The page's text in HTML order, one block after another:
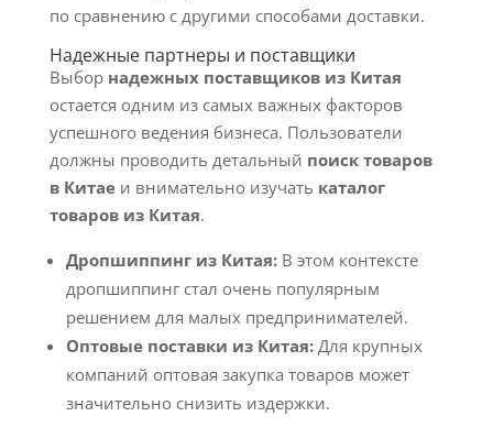
по сравнению с другими способами доставки.
Надежные партнеры и поставщики
Выбор надежных поставщиков из Китая
остается одним из самых важных факторов
успешного ведения бизнеса. Пользователи
должны проводить детальный поиск товаров
в Китаеи внимательно изучать каталог
товаров из Китая.
Дропшиппинг из Китая:В этом контексте
дропшиппинг стал очень популярным
решением для малых предпринимателей.
Оптовые поставки из Китая:Для крупных
компаний оптовая закупка товаров может
значительно снизить издержки.